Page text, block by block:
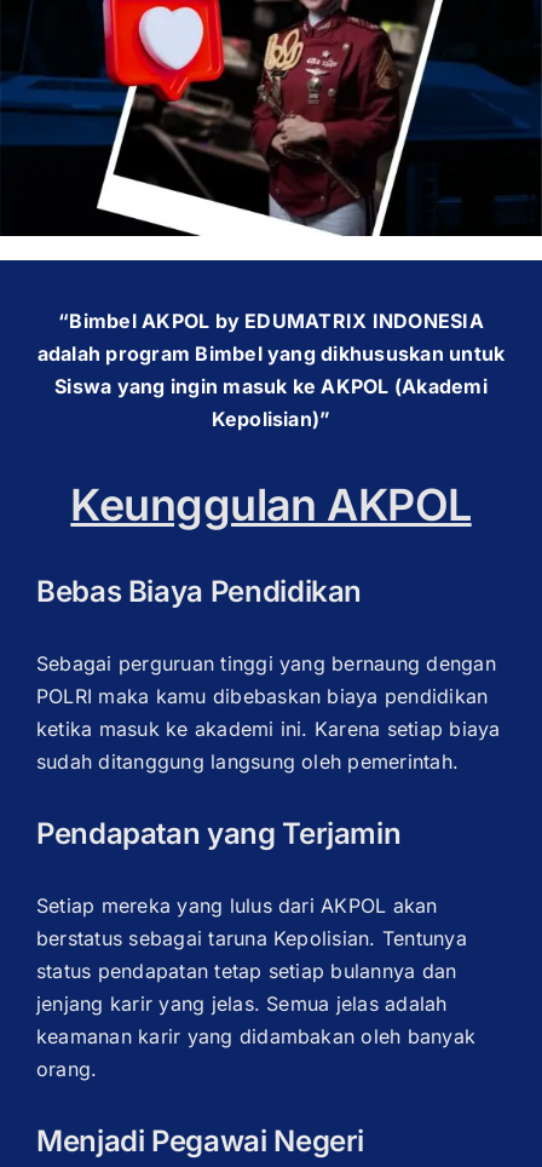
OUR PROGRAM
REGISTRATION
CONTACT US
“Bimbel AKPOL by EDUMATRIX INDONESIA
adalah program Bimbel yang dikhususkan untuk
Siswa yang ingin masuk ke AKPOL (Akademi
Kepolisian)”
Keunggulan AKPOL
Bebas Biaya Pendidikan
Sebagai perguruan tinggi yang bernaung dengan
POLRI maka kamu dibebaskan biaya pendidikan
ketika masuk ke akademi ini. Karena setiap biaya
sudah ditanggung langsung oleh pemerintah.
Pendapatan yang Terjamin
Setiap mereka yang lulus dari AKPOL akan
berstatus sebagai taruna Kepolisian. Tentunya
status pendapatan tetap setiap bulannya dan
jenjang karir yang jelas. Semua jelas adalah
keamanan karir yang didambakan oleh banyak
orang.
Menjadi Pegawai Negeri